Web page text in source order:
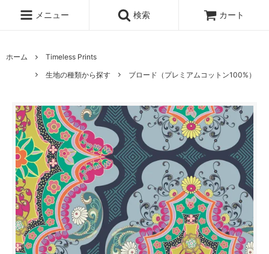
メニュー 検索 カート
ホーム
Timeless Prints
生地の種類から探す
ブロード（プレミアムコットン100%）